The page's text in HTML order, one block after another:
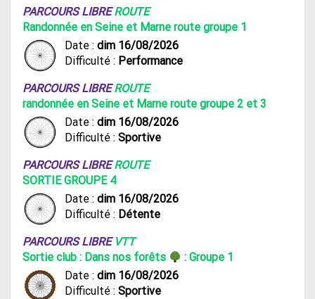
PARCOURS LIBREROUTE
Randonnée en Seine et Marne route groupe 1
Date : dim 16/08/2026
Difficulté : Performance
PARCOURS LIBREROUTE
randonnée en Seine et Marne route groupe 2 et 3
Date : dim 16/08/2026
Difficulté : Sportive
PARCOURS LIBREROUTE
SORTIE GROUPE 4
Date : dim 16/08/2026
Difficulté : Détente
PARCOURS LIBRE VTT
Sortie club : Dans nos forêts
: Groupe 1
Date : dim 16/08/2026
Difficulté : Sportive